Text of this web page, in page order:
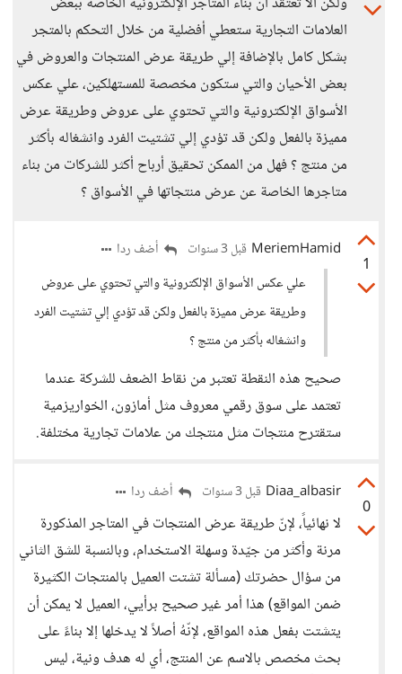
العلامات التجارية ستعطي أفضلية من خلال التحكم بالمتجر
بشكل كامل بالإضافة إلي طريقة عرض المنتجات والعروض في
بعض الأحيان والتي ستكون مخصصة للمستهلكين، علي عكس
الأسواق الإلكترونية والتي تحتوي على عروض وطريقة عرض
مميزة بالفعل ولكن قد تؤدي إلي تشتيت الفرد وانشغاله بأكثر
من منتج ؟ فهل من الممكن تحقيق أرباح أكثر للشركات من بناء
متاجرها الخاصة عن عرض منتجاتها في الأسواق ؟
1
MeriemHamid قبل 3 سنوات
أضف ردا
علي عكس الأسواق الإلكترونية والتي تحتوي على عروض
وطريقة عرض مميزة بالفعل ولكن قد تؤدي إلي تشتيت الفرد
وانشغاله بأكثر من منتج ؟
صحيح هذه النقطة تعتبر من نقاط الضعف للشركة عندما
تعتمد على سوق رقمي معروف مثل أمازون، الخواريزمية
ستقترح منتجات مثل منتجك من علامات تجارية مختلفة.
0
Diaa_albasir قبل 3 سنوات أضف ردا
لا نهائياً، لإنّ طريقة عرض المنتجات في المتاجر المذكورة
مرنة وأكثر من جيّدة وسهلة الاستخدام، وبالنسبة للشق الثاني
من سؤال حضرتك (مسألة تشتت العميل بالمنتجات الكثيرة
ضمن المواقع) هذا أمر غير صحيح برأيي، العميل لا يمكن أن
يتشتت بفعل هذه المواقع، لإنّهُ أصلاً لا يدخلها إلا بناءً على
بحث مخصص بالاسم عن المنتج، أي له هدف ونية، ليس